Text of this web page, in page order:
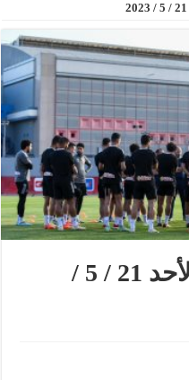
أخبار الأهلى اليوم الأحد 21 / 5 /